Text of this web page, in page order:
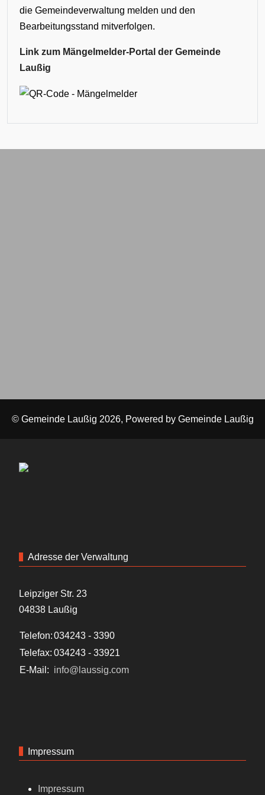
die Gemeindeverwaltung melden und den
Bearbeitungsstand mitverfolgen.
Link zum Mängelmelder-Portal der Gemeinde
Laußig
© Gemeinde Laußig 2026, Powered by Gemeinde Laußig
Adresse der Verwaltung
Leipziger Str. 23
04838 Laußig
Telefon:034243 - 3390
Telefax: 034243 - 33921
E-Mail: info@laussig.com
Impressum
Impressum